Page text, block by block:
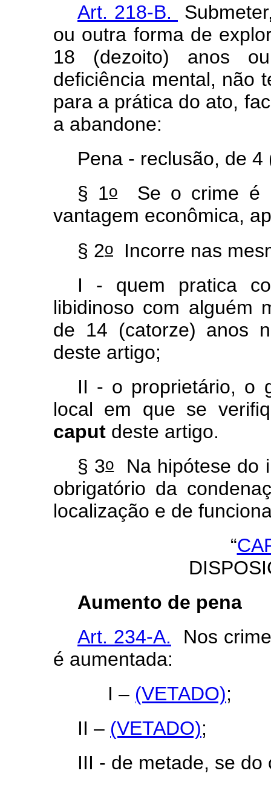
Art. 218-B.
ou outra forma de
18 (dezoito) anos
deficiência mental, não
para a prática do ato,
a abandone:
Pena - reclusão, de
§ 1oSe o crime é
vantagem econômica,
§ 2o Incorre nas
I - quem pratica
libidinoso com alguém
de 14 (catorze) anos
deste artigo;
II - o proprietário, o
local em que se
caput deste artigo.
§ 3oNa hipótese do
obrigatório da
localização e de
“
Aumento de pena
Art. 234-A. Nos
é aumentada:
I – (VETADO);
II – (VETADO);
III - de metade, se